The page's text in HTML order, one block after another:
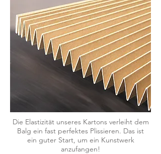
Die Elastizität unseres Kartons verleiht dem
Balg ein fast perfektes Plissieren. Das ist
ein guter Start, um ein Kunstwerk
anzufangen!